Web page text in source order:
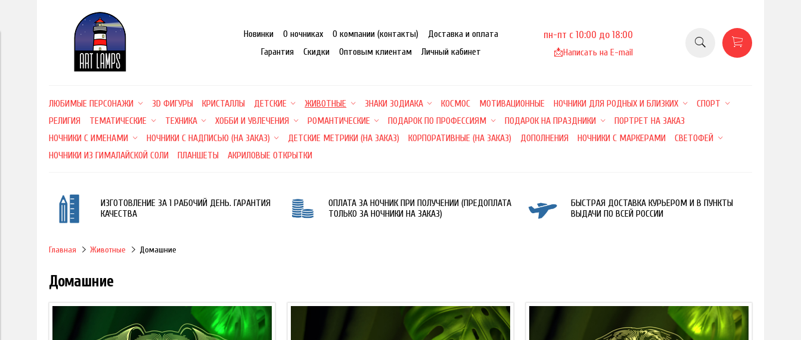
Новинки О ночниках О компании (контакты)
Доставка и оплата
Гарантия
Скидки Оптовым клиентам Личный кабинет
пн-пт с 10:00 до 18:00
📩Написать на E-mail
ЛЮБИМЫЕ ПЕРСОНАЖИ 3D ФИГУРЫ КРИСТАЛЛЫ ДЕТСКИЕ ЖИВОТНЫЕ ЗНАКИ ЗОДИАКА КОСМОС МОТИВАЦИОННЫЕ НОЧНИКИ ДЛЯ РОДНЫХ И БЛИЗКИХ
СПОРТ
РЕЛИГИЯ
ТЕМАТИЧЕСКИЕ ТЕХНИКА ХОББИ И УВЛЕЧЕНИЯ РОМАНТИЧЕСКИЕ ПОДАРОК ПО ПРОФЕССИЯМ ПОДАРОК НА ПРАЗДНИКИ
ПОРТРЕТ НА ЗАКАЗ
НОЧНИКИ С ИМЕНАМИ
НОЧНИКИ С НАДПИСЬЮ (НА ЗАКАЗ) ДЕТСКИЕ МЕТРИКИ (НА ЗАКАЗ) КОРПОРАТИВНЫЕ (НА ЗАКАЗ) ДОПОЛНЕНИЯ НОЧНИКИ С МАРКЕРАМИ
СВЕТОФЕЙ
НОЧНИКИ ИЗ ГИМАЛАЙСКОЙ СОЛИ
ПЛАНШЕТЫ АКРИЛОВЫЕ ОТКРЫТКИ
ИЗГОТОВЛЕНИЕ ЗА 1 РАБОЧИЙ ДЕНЬ. ГАРАНТИЯ
КАЧЕСТВА
ОПЛАТА ЗА НОЧНИК ПРИ ПОЛУЧЕНИИ (ПРЕДОПЛАТА
ТОЛЬКО ЗА НОЧНИКИ НА ЗАКАЗ)
БЫСТРАЯ ДОСТАВКА КУРЬЕРОМ И В ПУНКТЫ
ВЫДАЧИ ПО ВСЕЙ РОССИИ
Главная Животные Домашние
Домашние